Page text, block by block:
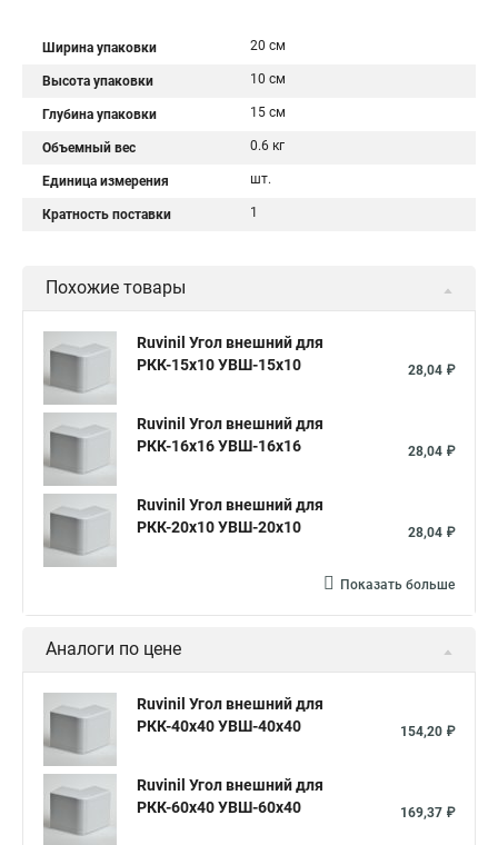
Ширина упаковки 20 см
Высота упаковки 10 см
Глубина упаковки 15 см
Объемный вес 0.6 кг
Единица измерения шт.
Кратность поставки 1
Похожие товары
Ruvinil Угол внешний для
РКК-15х10 УВШ-15х10
28,04 ₽
Ruvinil Угол внешний для
РКК-16х16 УВШ-16х16
28,04 ₽
Ruvinil Угол внешний для
РКК-20х10 УВШ-20х10
28,04 ₽
Показать больше
Аналоги по цене
Ruvinil Угол внешний для
РКК-40х40 УВШ-40х40
154,20 ₽
Ruvinil Угол внешний для
РКК-60х40 УВШ-60х40
169,37 ₽